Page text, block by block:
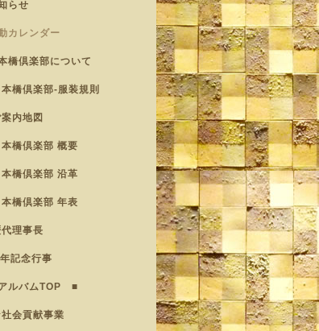
らせ
カレンダー
橋倶楽部について
本橋倶楽部-服装規則
内地図
本橋倶楽部 概要
本橋倶楽部 沿革
本橋倶楽部 年表
理事長
記念行事
ルバムTOP ■
会貢献事業